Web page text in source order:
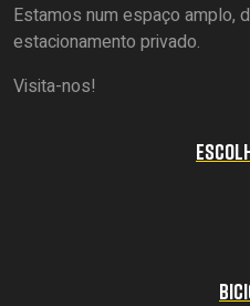
Estamos num espaço amplo,
estacionamento privado.
Visita-nos!